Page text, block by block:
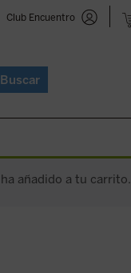
Club Encuentro
Buscar
añadido a tu carrito.